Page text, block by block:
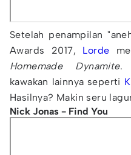
Setelah penampilan
Awards 2017, Lorde
Homemade Dynamite.
kawakan lainnya seperti
Hasilnya? Makin seru
Nick Jonas - Find You